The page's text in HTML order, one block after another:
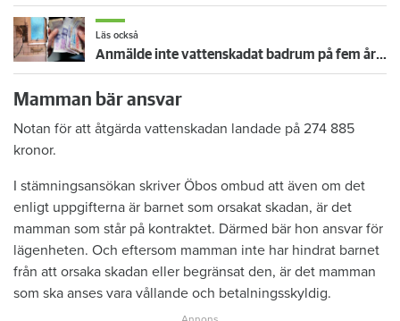
Läs också
Anmälde inte vattenskadat badrum på fem år – krävs på 125 000 kronor
Mamman bär ansvar
Notan för att åtgärda vattenskadan landade på 274 885
kronor.
I stämningsansökan skriver Öbos ombud att även om det
enligt uppgifterna är barnet som orsakat skadan, är det
mamman som står på kontraktet. Därmed bär hon ansvar för
lägenheten. Och eftersom mamman inte har hindrat barnet
från att orsaka skadan eller begränsat den, är det mamman
som ska anses vara vållande och betalningsskyldig.